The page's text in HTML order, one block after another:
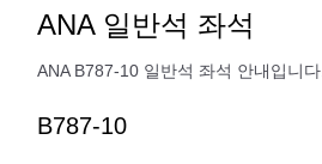
ANA 일반석 좌석
ANA B787-10 일반석 좌석 안내입니다.
B787-10